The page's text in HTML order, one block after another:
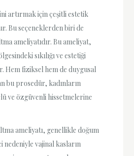
artırmak için çeşitli estetik
Bu seçeneklerden biri de
ameliyatıdır. Bu ameliyat,
sıkılığı ve estetiği
Hem fiziksel hem de duygusal
bu prosedür, kadınların
ve özgüvenli hissetmelerine
ameliyatı, genellikle doğum
nedeniyle vajinal kasların